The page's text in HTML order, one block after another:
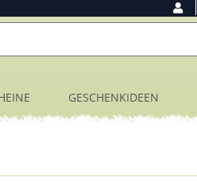
GESCHENKIDEEN